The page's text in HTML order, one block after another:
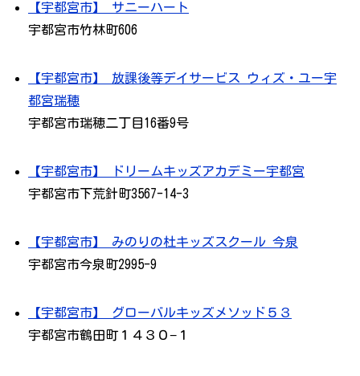
【宇都宮市】 サニーハート
宇都宮市竹林町606
【宇都宮市】 放課後等デイサービス ウィズ・ユー宇
都宮瑞穂
宇都宮市瑞穂二丁目16番9号
【宇都宮市】 ドリームキッズアカデミー宇都宮
宇都宮市下荒針町3567-14-3
【宇都宮市】 みのりの杜キッズスクール 今泉
宇都宮市今泉町2995-9
【宇都宮市】 グローバルキッズメソッド５３
宇都宮市鶴田町１４３０−１